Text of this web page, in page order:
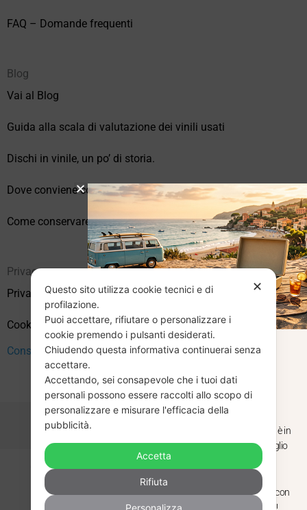
FAQ – Domande frequenti
Blog
Vai al Blog
Guida alla scala di valutazione dei vinili usati
Dischi in vinile, un po’ di storia.
Dove conviene comprare vinili online?
Come conservare correttamente i vinili usati
Privacy
Privacy Policy
Cookie Policy (UE)
Consenso
Copyright © 2026 Vendita Vinili Usati | P.IVA 12240940960
NextWebStudio
✕
Questo sito utilizza cookie tecnici e di
profilazione.
Puoi accettare, rifiutare o personalizzare i
cookie premendo i pulsanti desiderati.
Chiudendo questa informativa continuerai senza
accettare.
Accettando, sei consapevole che i tuoi dati
personali possono essere raccolti allo scopo di
personalizzare e misurare l'efficacia della
pubblicità.
Accetta
Rifiuta
Personalizza
CHIUSURA
ESTIVA
Dal 29 luglio al 31 agosto venditaviniliusati.it è in
pausa estiva. Gli ordini ricevuti entro il 29 luglio
saranno spediti regolarmente.
Torniamo il 1 settembre, pronti a riprendere con
nuovi arrivi. Buona estate e buon ascolto!